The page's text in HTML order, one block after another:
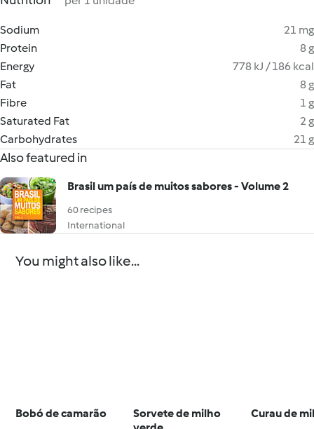
Sodium
21 mg
Protein
8 g
Energy
778 kJ / 186 kcal
Fat
8 g
Fibre
1 g
Saturated Fat
2 g
Carbohydrates
21 g
Also featured in
Brasil um país de muitos sabores - Volume 2
60 recipes
International
You might also like...
Bobó de camarão
Sorvete de milho
Curau de